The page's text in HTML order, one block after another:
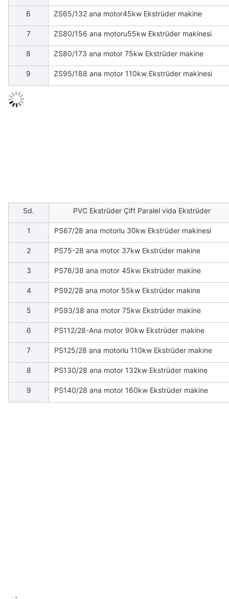
6 ZS65/132 ana motor45kw Ekstrüder makine
7 ZS80/156 ana motoru55kw Ekstrüder makinesi
8 ZS80/173 ana motor 75kw Ekstrüder makine
9 ZS95/188 ana motor 110kw Ekstrüder makinesi
Sd. PVC Ekstrüder Çift Paralel vida Ekstrüder
1 PS67/28 ana motorlu 30kw Ekstrüder makinesi
2 PS75-28 ana motor 37kw Ekstrüder makine
3 PS78/38 ana motor 45kw Ekstrüder makine
4 PS92/28 ana motor 55kw Ekstrüder makine
5 PS93/38 ana motor 75kw Ekstrüder makine
6 PS112/28-Ana motor 90kw Ekstrüder makine
7 PS125/28 ana motorlu 110kw Ekstrüder makine
8 PS130/28 ana motor 132kw Ekstrüder makine
9 PS140/28 ana motor 160kw Ekstrüder makine